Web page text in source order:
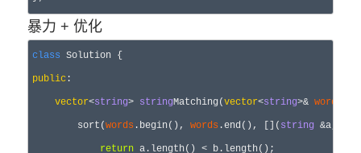
暴力 + 优化
class
public :
vector<string> stringMatching(vector<string>& words
        sort(
words .begin(), words .end(), []( string &a,
return a.length() < b.length();